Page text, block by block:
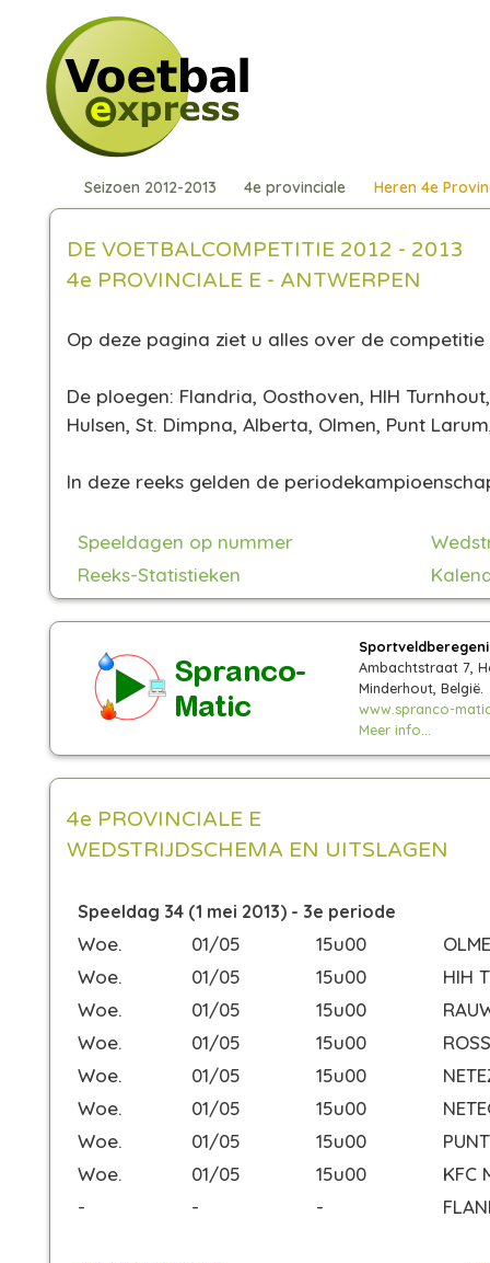
Seizoen 2012-2013 4e provinciale Heren 4e
DE VOETBALCOMPETITIE 2012 - 2013
4e PROVINCIALE E - ANTWERPEN
Op deze pagina ziet u alles over de competitie
De ploegen: Flandria, Oosthoven, HIH
Hulsen, St. Dimpna, Alberta, Olmen, Punt
In deze reeks gelden de
Speeldagen op nummer
Reeks-Statistieken
Ambachtstraat 7,
Minderhout, België.
www.spranco-
Meer info...
4e PROVINCIALE E
WEDSTRIJDSCHEMA EN UITSLAGEN
Speeldag 34 (1 mei 2013) - 3e periode
Woe. 01/05 15u00
Woe.
01/05 15u00
HIH
Woe.
01/05 15u00
Woe.
01/05 15u00
Woe.
01/05 15u00
Woe.
01/05 15u00
Woe.
01/05 15u00
Woe.
01/05 15u00
KFC
-
- -